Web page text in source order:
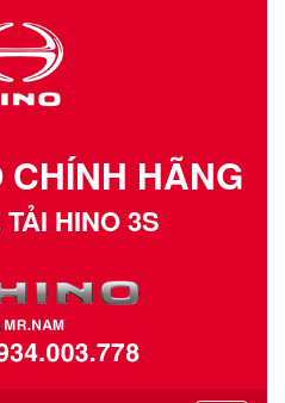
HÃNG
HINO 3S